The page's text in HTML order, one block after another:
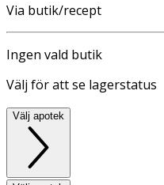
Via butik/recept
Ingen vald butik
Välj för att se lagerstatus
Välj apotek